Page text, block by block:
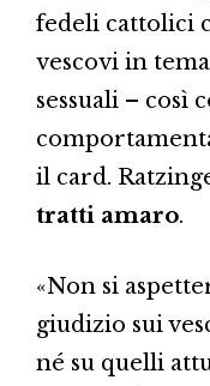
fedeli cattolici
vescovi in
sessuali – così
il card.
tratti amaro.
«Non si
giudizio sui
né su quelli